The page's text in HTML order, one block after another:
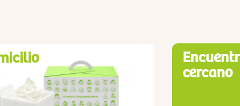
cercano